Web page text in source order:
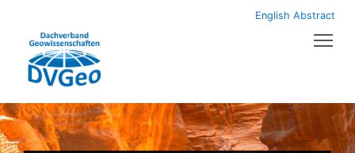
English Abstract